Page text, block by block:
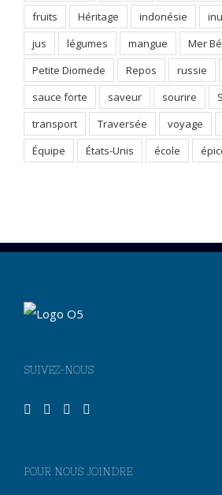
fruits
Héritage indonésie
jus
légumes mangue Mer
Petite Diomede
Repos russie
sauce forte
saveur sourire
transport
Traversée voyage
Équipe
États-Unis école
SUIVEZ-NOUS
POUR NOUS JOINDRE